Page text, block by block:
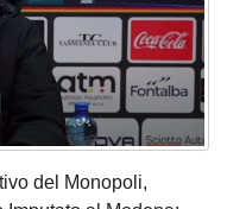
del Monopoli,